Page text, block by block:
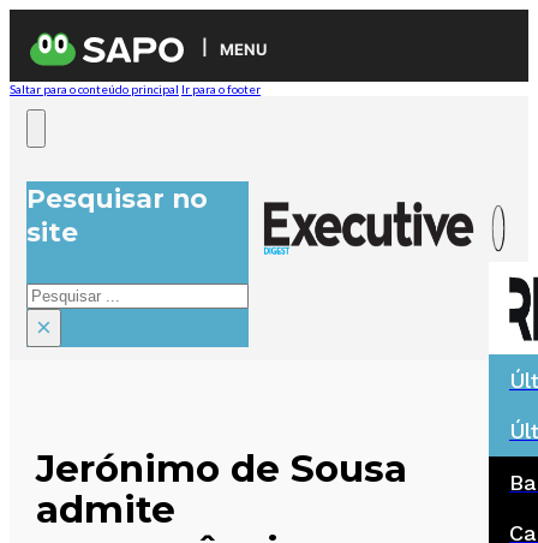
MENU
Saltar para o conteúdo principal Ir para o footer
Pesquisar no
site
Pesquisar
×
Jerónimo de Sousa
admite